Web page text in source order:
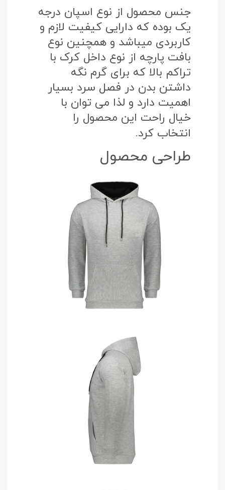
جنس محصول از نوع اسپان درجه
یک بوده که دارایی کیفیت لازم و
کاربردی میباشد و همچنین نوع
بافت پارچه از نوع داخل کرک با
تراکم بالا که برای گرم نگه
داشتن بدن در فصل سرد بسیار
اهمیت دارد و لذا می توان با
خیال راحت این محصول را
انتخاب کرد.
طراحی محصول